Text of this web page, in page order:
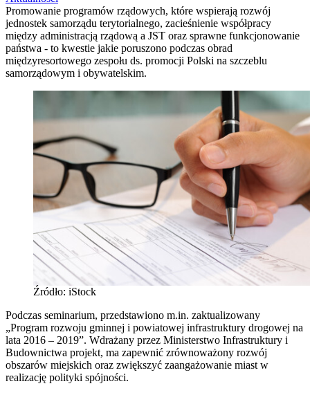
Promowanie programów rządowych, które wspierają rozwój
jednostek samorządu terytorialnego, zacieśnienie współpracy
między administracją rządową a JST oraz sprawne funkcjonowanie
państwa - to kwestie jakie poruszono podczas obrad
międzyresortowego zespołu ds. promocji Polski na szczeblu
samorządowym i obywatelskim.
Źródło: iStock
Podczas seminarium, przedstawiono m.in. zaktualizowany
„Program rozwoju gminnej i powiatowej infrastruktury drogowej na
lata 2016 – 2019”. Wdrażany przez Ministerstwo Infrastruktury i
Budownictwa projekt, ma zapewnić zrównoważony rozwój
obszarów miejskich oraz zwiększyć zaangażowanie miast w
realizację polityki spójności.